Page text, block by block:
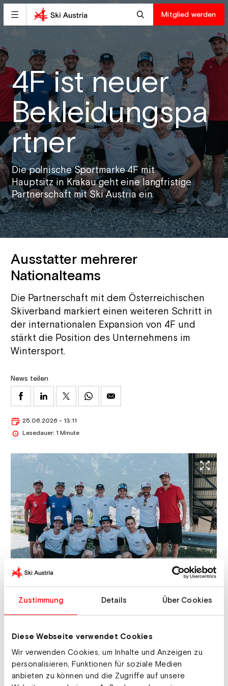
Zustimmung Details Über Cookies
Diese Webseite verwendet Cookies
Wir verwenden Cookies, um Inhalte und Anzeigen zu
personalisieren, Funktionen für soziale Medien
anbieten zu können und die Zugriffe auf unsere
Mitglied werden
4F ist neuer
Bekleidungspa
rtner
Die polnische Sportmarke 4F mit
Hauptsitz in Krakau geht eine langfristige
Partnerschaft mit Ski Austria ein.
Ausstatter mehrerer
Nationalteams
Die Partnerschaft mit dem Österreichischen
Skiverband markiert einen weiteren Schritt in
der internationalen Expansion von 4F und
stärkt die Position des Unternehmens im
Wintersport.
News teilen
25.06.2026 - 13:11
Lesedauer: 1 Minute
Bei einem Trainingskurs waren die Nordischen Kombinierer des
ÖSV bereits in der neuen Sommerbekleidung zu sehen.
4F und Ski Austria starten eine Zusammenarbeit,
beinhaltet. Die Vereinbarung umfasst im Winter die
Teams im Bereich Skispringen, in der Nordischen
Kombination und im Skicross. Während des Sommers
wird der Umfang der Kooperation zusätzlich zu diesen